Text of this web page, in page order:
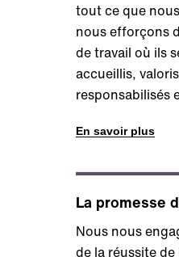
tout ce que
nous efforçons
de travail où ils
accueillis,
responsabilisés
En savoir plus
La promesse
Nous nous
de la réussite de